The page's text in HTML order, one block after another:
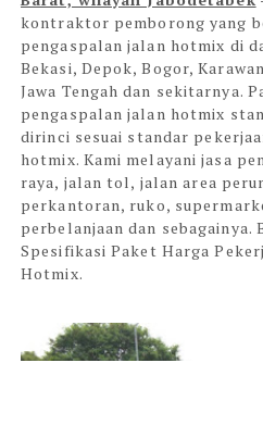
kontraktor pemborong yang
pengaspalan jalan hotmix di
Bekasi, Depok, Bogor,
Jawa Tengah dan sekitarnya.
pengaspalan jalan hotmix
dirinci sesuai standar
hotmix. Kami melayani jasa
raya, jalan tol, jalan area
perkantoran, ruko,
perbelanjaan dan
Spesifikasi Paket Harga
Hotmix.